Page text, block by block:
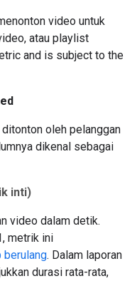
video untuk
atau playlist
and is subject to the
oleh pelanggan
dikenal sebagai
inti)
video dalam detik.
metrik ini
berulang. Dalam laporan
durasi rata-rata,